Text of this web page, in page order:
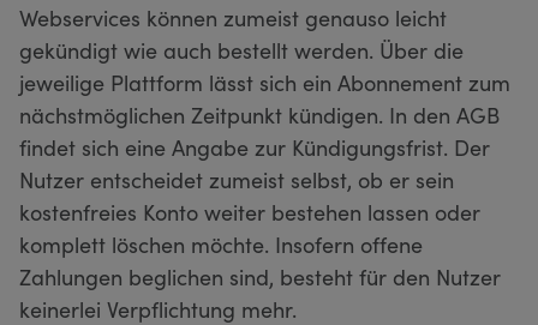
Webservices können zumeist genauso leicht
gekündigt wie auch bestellt werden. Über die
jeweilige Plattform lässt sich ein Abonnement zum
nächstmöglichen Zeitpunkt kündigen. In den AGB
findet sich eine Angabe zur Kündigungsfrist. Der
Nutzer entscheidet zumeist selbst, ob er sein
kostenfreies Konto weiter bestehen lassen oder
komplett löschen möchte. Insofern offene
Zahlungen beglichen sind, besteht für den Nutzer
keinerlei Verpflichtung mehr.